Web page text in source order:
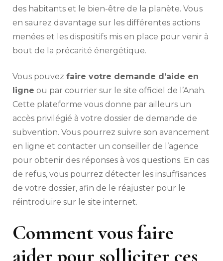
des habitants et le bien-être de la planète. Vous
en saurez davantage sur les différentes actions
menées et les dispositifs mis en place pour venir à
bout de la précarité énergétique.
Vous pouvez faire votre demande d’aide en
ligne ou par courrier sur le site officiel de l’Anah.
Cette plateforme vous donne par ailleurs un
accès privilégié à votre dossier de demande de
subvention. Vous pourrez suivre son avancement
en ligne et contacter un conseiller de l’agence
pour obtenir des réponses à vos questions. En cas
de refus, vous pourrez détecter les insuffisances
de votre dossier, afin de le réajuster pour le
réintroduire sur le site internet.
Comment vous faire
aider pour solliciter ces